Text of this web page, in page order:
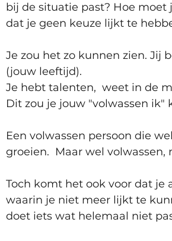
bij de situatie past? Hoe
dat je geen keuze lijkt te
Je zou het zo kunnen zien. Jij
(jouw leeftijd).
Je hebt talenten,  weet in de
Dit zou je jouw "volwassen ik"
Een volwassen persoon die
groeien.  Maar wel volwassen,
Toch komt het ook voor dat je
waarin je niet meer lijkt te
doet iets wat helemaal niet